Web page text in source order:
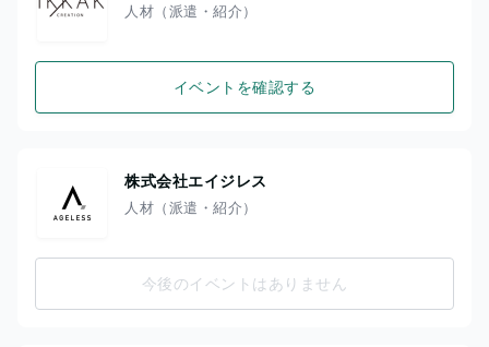
人材（派遣・紹介）
イベントを確認する
株式会社エイジレス
人材（派遣・紹介）
今後のイベントはありません